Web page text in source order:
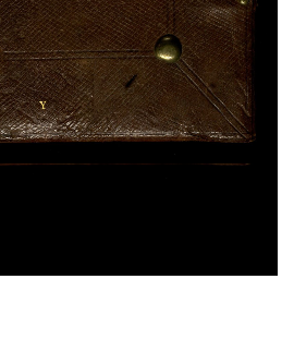
Liber de praecepto et
XV ; ms. 286
Testi diversi riguardanti il
, sec. XV ; ms. 286